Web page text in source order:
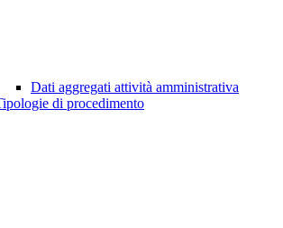
Dati aggregati attività amministrativa
di procedimento